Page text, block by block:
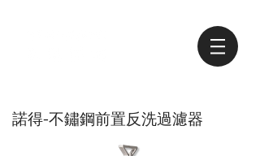
諾得-不鏽鋼前置反洗過濾器